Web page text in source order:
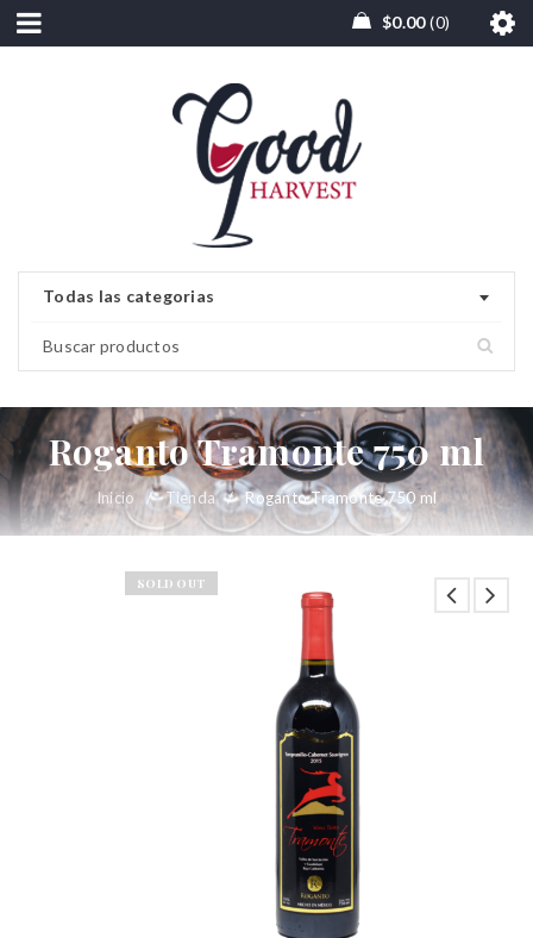
$0.00 0
Todas las categorias
Roganto Tramonte 750 ml
Inicio / Tienda / Roganto Tramonte 750 ml
SOLD OUT